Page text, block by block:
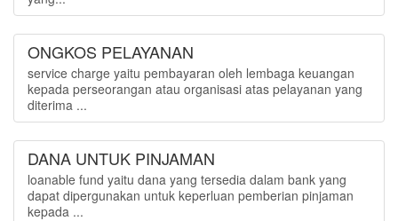
ONGKOS PELAYANAN
service charge yaitu pembayaran oleh lembaga keuangan
kepada perseorangan atau organisasi atas pelayanan yang
diterima ...
DANA UNTUK PINJAMAN
loanable fund yaitu dana yang tersedia dalam bank yang
dapat dipergunakan untuk keperluan pemberian pinjaman
kepada ...